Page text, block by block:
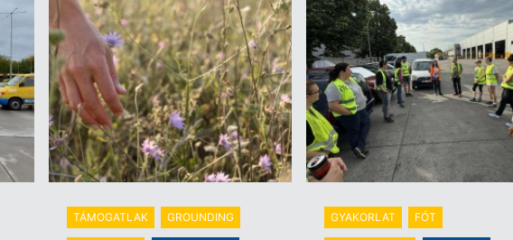
TÁMOGATLAK GROUNDING GYAKORLAT FÓT